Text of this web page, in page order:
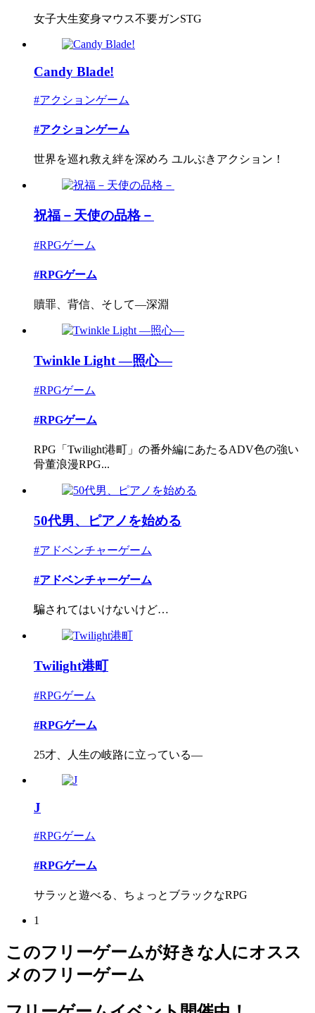
女子大生変身マウス不要ガンSTG
Candy Blade!
#アクションゲーム
#アクションゲーム
世界を巡れ救え絆を深めろ ユルぶきアクション！
祝福－天使の品格－
#RPGゲーム
#RPGゲーム
贖罪、背信、そして―深淵
Twinkle Light ―照心―
#RPGゲーム
#RPGゲーム
RPG「Twilight港町」の番外編にあたるADV色の強い
骨董浪漫RPG...
50代男、ピアノを始める
#アドベンチャーゲーム
#アドベンチャーゲーム
騙されてはいけないけど…
Twilight港町
#RPGゲーム
#RPGゲーム
25才、人生の岐路に立っている―
J
#RPGゲーム
#RPGゲーム
サラッと遊べる、ちょっとブラックなRPG
1
このフリーゲームが好きな人にオスス
メのフリーゲーム